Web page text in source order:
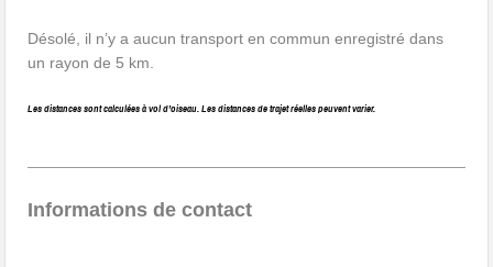
Désolé, il n’y a aucun transport en commun enregistré dans
un rayon de 5 km.
Les distances sont calculées à vol d’oiseau. Les distances de trajet réelles peuvent varier.
Informations de contact